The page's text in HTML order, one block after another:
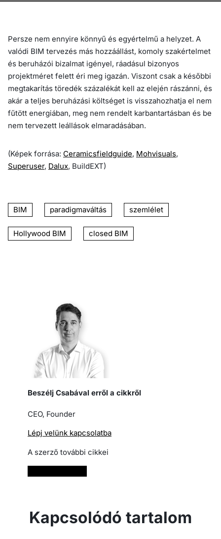
Persze nem ennyire könnyű és egyértelmű a helyzet. A
valódi BIM tervezés más hozzáállást, komoly szakértelmet
és beruházói bizalmat igényel, ráadásul bizonyos
projektméret felett éri meg igazán. Viszont csak a későbbi
megtakarítás töredék százalékát kell az elején rászánni, és
akár a teljes beruházási költséget is visszahozhatja el nem
fűtött energiában, meg nem rendelt karbantartásban és be
nem tervezett leállások elmaradásában.
(Képek forrása: Ceramicsfieldguide, Mohvisuals,
Superuser, Dalux, BuildEXT)
BIM paradigmaváltás szemlélet
Hollywood BIM closed BIM
Beszélj Csabával erről a cikkről
CEO, Founder
Lépj velünk kapcsolatba
A szerző további cikkei
Kapcsolódó tartalom